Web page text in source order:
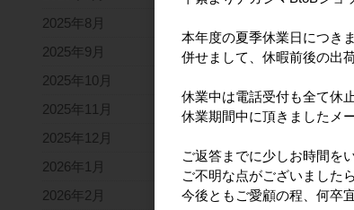
2025年8月
2025年9月
2025年10月
2025年11月
2025年12月
2026年1月
2026年2月
本年度の夏季休業日につき
併せまして、休暇前後の出
休業中は電話受付も全て休
休業期間中に頂きましたメ
ご返答までに少しお時間を
ご不明な点がございました
今後ともご愛顧の程、何卒